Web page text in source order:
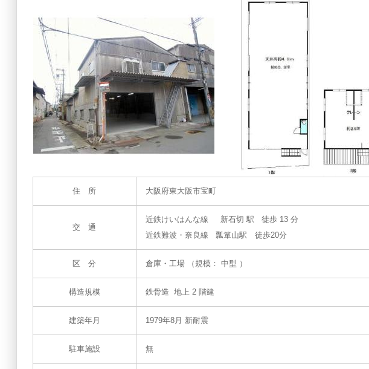
住 所 大阪府東大阪市宝町
交 通
近鉄けいはんな線 新石切 駅 徒歩 13 分
近鉄難波・奈良線 瓢箪山駅 徒歩20分
区 分 倉庫・工場 （規模： 中型 ）
構造規模 鉄骨造 地上 2 階建
建築年月 1979年8月 新耐震
駐車施設 無